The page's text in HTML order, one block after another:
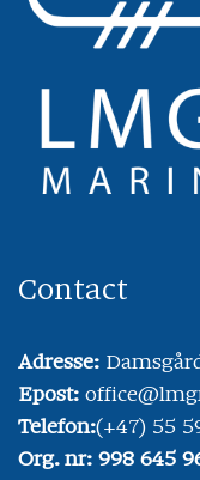
Contact
Adresse:
Epost:
Telefon:(+47) 55
Org. nr: 998 645